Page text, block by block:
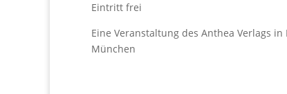
Eintritt frei
Eine Veranstaltung des Anthea Verlags
München